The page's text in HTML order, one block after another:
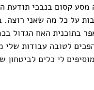
מסע קסום בנבכי תודעת
על כל מה שאני רוצה.
בתוכנית האח הגדול
לטובה עבודות
לי כלים לביטחון